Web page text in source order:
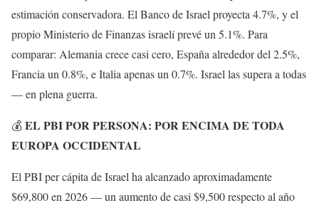
estimación conservadora. El Banco de Israel proyecta 4.7%, y el
propio Ministerio de Finanzas israelí prevé un 5.1%. Para
comparar: Alemania crece casi cero, España alrededor del 2.5%,
Francia un 0.8%, e Italia apenas un 0.7%. Israel las supera a todas
— en plena guerra.
💰EL PBI POR PERSONA: POR ENCIMA DE TODA
EUROPA OCCIDENTAL
El PBI per cápita de Israel ha alcanzado aproximadamente
$69,800 en 2026 — un aumento de casi $9,500 respecto al año